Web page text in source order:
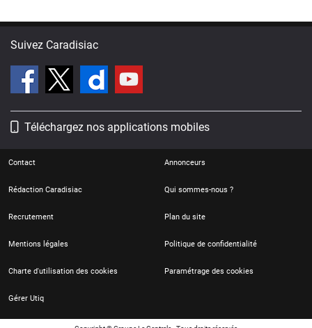
Suivez Caradisiac
Téléchargez nos applications mobiles
Contact Annonceurs
Rédaction Caradisiac Qui sommes-nous ?
Recrutement Plan du site
Mentions légales Politique de confidentialité
Charte d'utilisation des cookies Paramétrage des cookies
Gérer Utiq